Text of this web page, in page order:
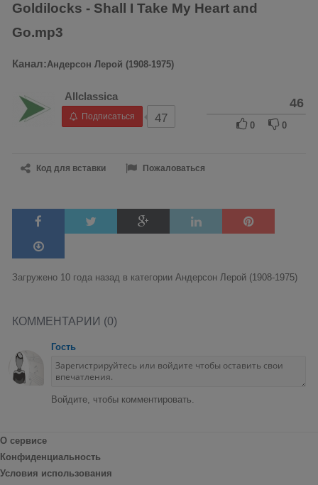
Goldilocks - Shall I Take My Heart and
Go.mp3
Канал:Андерсон Лерой (1908-1975)
Allclassica
Подписаться 47
46
0 0
Код для вставки Пожаловаться
Загружено 10 года назад в категории Андерсон Лерой (1908-1975)
КОММЕНТАРИИ (0)
Гость
Войдите, чтобы комментировать.
О сервисе
Конфиденциальность
Условия использования